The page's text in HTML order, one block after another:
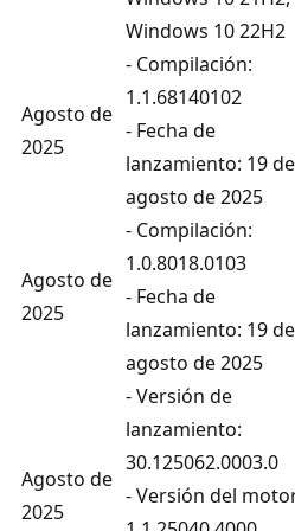
Windows 10 22H2
Agosto de
2025
- Compilación:
1.1.68140102
- Fecha de
lanzamiento: 19 de
agosto de 2025
Agosto de
2025
- Compilación:
1.0.8018.0103
- Fecha de
lanzamiento: 19 de
agosto de 2025
Agosto de
2025
- Versión de
lanzamiento:
30.125062.0003.0
- Versión del